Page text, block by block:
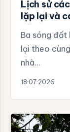
Lịch sử
lặp lại và
Ba sóng đất
lại theo
nhà…
18·07·2026